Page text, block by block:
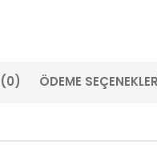
(0) ÖDEME